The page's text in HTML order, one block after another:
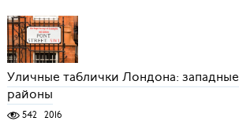
Уличные таблички Лондона: западные
районы
542 2016